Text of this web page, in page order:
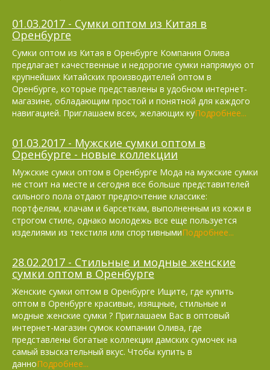
01.03.2017 - Сумки оптом из Китая в
Оренбурге
Сумки оптом из Китая в Оренбурге Компания Олива
предлагает качественные и недорогие сумки напрямую от
крупнейших Китайских производителей оптом в
Оренбурге, которые представлены в удобном интернет-
магазине, обладающим простой и понятной для каждого
навигацией. Приглашаем всех, желающих куПодробнее...
01.03.2017 - Мужские сумки оптом в
Оренбурге - новые коллекции
Мужские сумки оптом в Оренбурге Мода на мужские сумки
не стоит на месте и сегодня все больше представителей
сильного пола отдают предпочтение классике:
портфелям, клачам и барсеткам, выполненным из кожи в
строгом стиле, однако молодежь все еще пользуется
изделиями из текстиля или спортивнымиПодробнее...
28.02.2017 - Стильные и модные женские
сумки оптом в Оренбурге
Женские сумки оптом в Оренбурге Ищите, где купить
оптом в Оренбурге красивые, изящные, стильные и
модные женские сумки ? Приглашаем Вас в оптовый
интернет-магазин сумок компании Олива, где
представлены богатые коллекции дамских сумочек на
самый взыскательный вкус. Чтобы купить в
данноПодробнее...